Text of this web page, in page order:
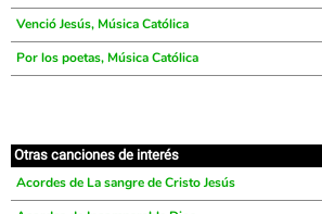
Venció Jesús, Música Católica
Por los poetas, Música Católica
Otras canciones de interés
Acordes de La sangre de Cristo Jesús